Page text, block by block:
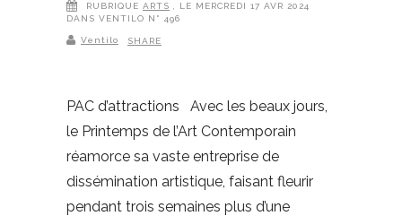
RUBRIQUE ARTS , LE MERCREDI 17 AVR 2024
DANS VENTILO N° 496
Ventilo SHARE
PAC d’attractions Avec les beaux jours,
le Printemps de l’Art Contemporain
réamorce sa vaste entreprise de
dissémination artistique, faisant fleurir
pendant trois semaines plus d’une